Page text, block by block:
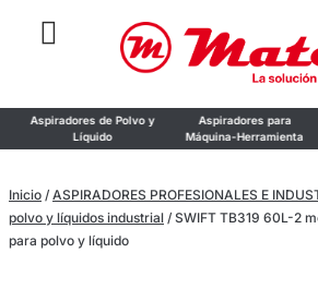
Aspiradores de Polvo y
Líquido
Aspiradores para
Máquina-Herramienta
Inicio / ASPIRADORES PROFESIONALES E
polvo y líquidos industrial / SWIFT TB319 60L-2
para polvo y líquido